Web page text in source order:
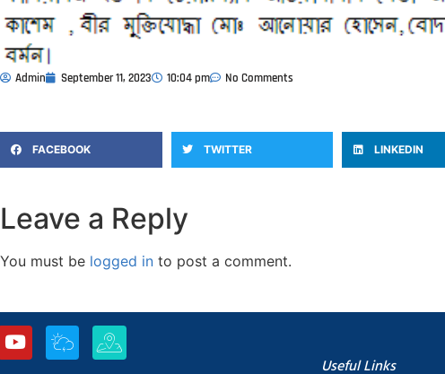
Admin September 11, 2023 10:04 pm No Comments
FACEBOOK TWITTER LINKEDIN
Leave a Reply
You must be logged in to post a comment.
Useful Links